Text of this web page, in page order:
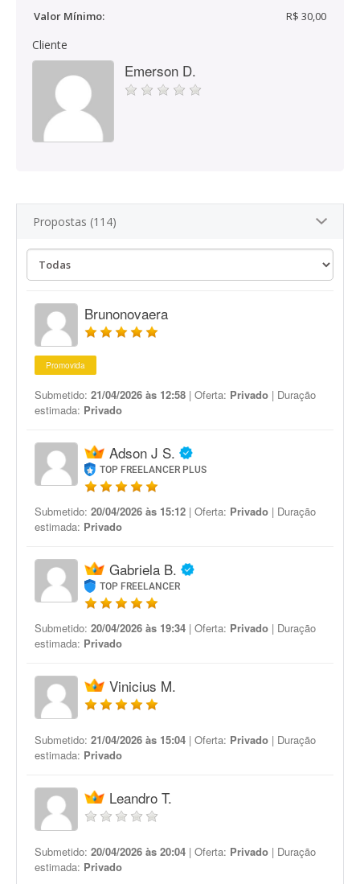
Valor Mínimo:
R$ 30,00
Cliente
Emerson D.
Propostas (114)
Brunonovaera
Promovida
Submetido: 21/04/2026 às 12:58 | Oferta: Privado | Duração
estimada: Privado
Adson J S.
TOP FREELANCER PLUS
Submetido: 20/04/2026 às 15:12 | Oferta: Privado | Duração
estimada: Privado
Gabriela B.
TOP FREELANCER
Submetido: 20/04/2026 às 19:34 | Oferta: Privado | Duração
estimada: Privado
Vinicius M.
Submetido: 21/04/2026 às 15:04 | Oferta: Privado | Duração
estimada: Privado
Leandro T.
Submetido: 20/04/2026 às 20:04 | Oferta: Privado | Duração
estimada: Privado